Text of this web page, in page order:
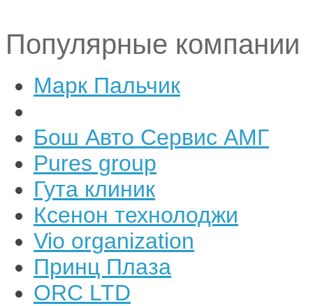
Популярные компании
Марк Пальчик
Бош Авто Сервис АМГ
Pures group
Гута клиник
Ксенон технолоджи
Vio organization
Принц Плаза
ORC LTD